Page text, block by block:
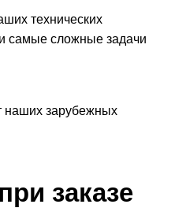
технических
самые сложные задачи
наших зарубежных
заказе